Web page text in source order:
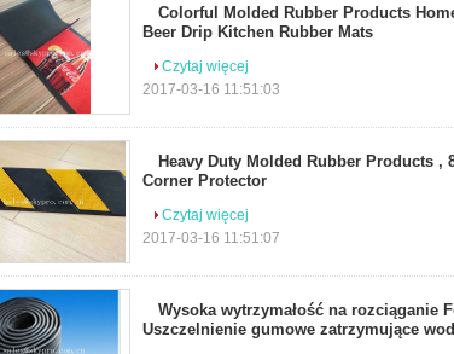
Colorful Molded Rubber Products
Beer Drip Kitchen Rubber Mats
Czytaj więcej
2017-03-16 11:51:03
Heavy Duty Molded Rubber Products ,
Corner Protector
Czytaj więcej
2017-03-16 11:51:07
Wysoka wytrzymałość na rozciąganie
Uszczelnienie gumowe zatrzymujące